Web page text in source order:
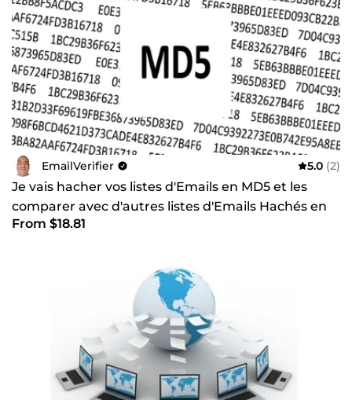
EmailVerifier 5.0 (2)
Je vais hacher vos listes d'Emails en MD5 et les
comparer avec d'autres listes d'Emails Hachés en
MD5
From $18.81